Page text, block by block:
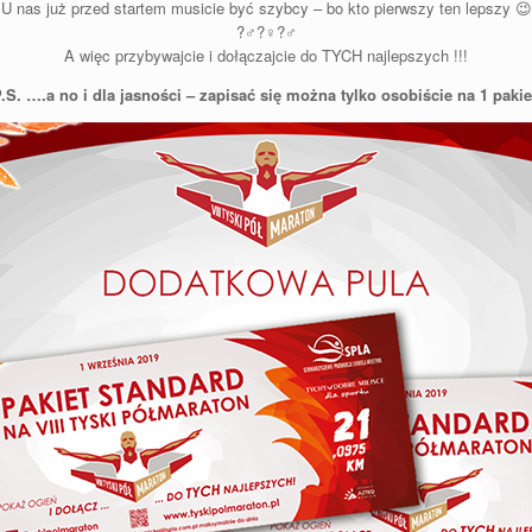
U nas już przed startem musicie być szybcy – bo kto pierwszy ten lepszy 😉
?‍♂️?‍♀️ ?‍♂️
A więc przybywajcie i dołączajcie do TYCH najlepszych !!!
….a no i dla jasności – zapisać się można tylko osobiście na 1